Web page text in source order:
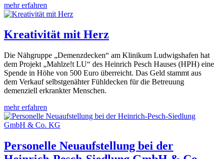
mehr erfahren
Kreativität mit Herz
Die Nähgruppe „Demenzdecken“ am Klinikum Ludwigshafen hat
dem Projekt „Mahlze!t LU“ des Heinrich Pesch Hauses (HPH) eine
Spende in Höhe von 500 Euro überreicht. Das Geld stammt aus
dem Verkauf selbstgenähter Fühldecken für die Betreuung
demenziell erkrankter Menschen.
mehr erfahren
Personelle Neuaufstellung bei der